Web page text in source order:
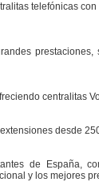
telefónicas
centralitas
desde
de España,
y los mejores